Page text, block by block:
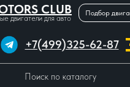
CLUB
двигатели для авто
Подбор
+7(499)325-62-87
Поиск по каталогу